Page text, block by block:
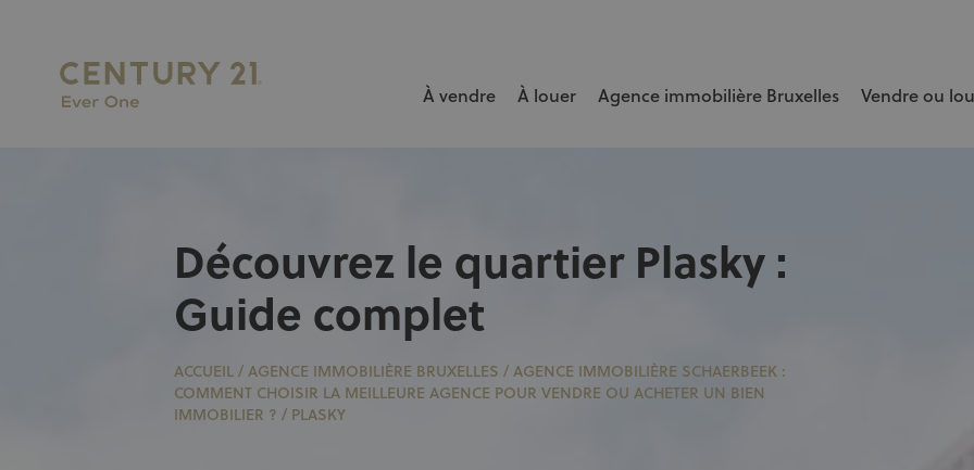
L’AGENCE N°1 À BRUXELLES pour vendre ou louer votre bien rapidement et au meilleur prix.
À vendre À louer Agence immobilière Bruxelles Vendre ou
Découvrez le quartier Plasky :
Guide complet
ACCUEIL /AGENCE IMMOBILIÈRE BRUXELLES /AGENCE IMMOBILIÈRE SCHAERBEEK :
COMMENT CHOISIR LA MEILLEURE AGENCE POUR VENDRE OU ACHETER UN BIEN
IMMOBILIER ? / PLASKY